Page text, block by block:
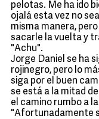
pelotas. Me ha ido
ojalá esta vez no
misma manera,
sacarle la vuelta y
"Achu".
Jorge Daniel se ha
rojinegro, pero lo
siga por el buen
se está a la mitad
el camino rumbo a
"Afortunadamente